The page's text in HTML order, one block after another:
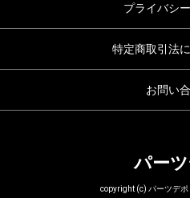
プライバシ
特定商取引法
お問い
パー
copyright (c) パーツデポ